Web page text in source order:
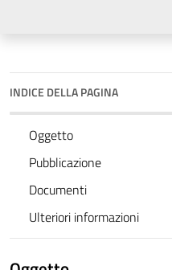
INDICE DELLA PAGINA
Oggetto
Pubblicazione
Documenti
Ulteriori informazioni